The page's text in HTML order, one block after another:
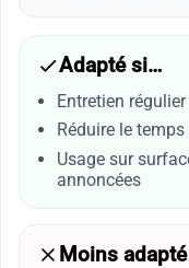
Adapté si…
Entretien
Réduire le
Usage sur
annoncées
Moins